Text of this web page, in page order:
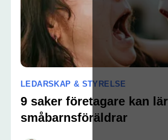
LEDARSKAP & STYRELSE
9 saker företagare kan
småbarnsföräldrar